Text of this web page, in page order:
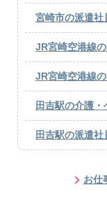
宮崎市の派遣社
JR宮崎空港線
JR宮崎空港線
田吉駅の介護・
田吉駅の派遣社
お仕